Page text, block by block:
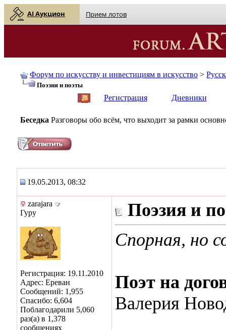
AI Аукцион Прием лотов
Форум по искусству и инвестициям в искусство >
Поэзия и поэты
Регистрация Дневники
Беседка Разговоры обо всём, что выходит за рамки
19.05.2013, 08:32
zarajara
Гуру
Регистрация: 19.11.2010
Адрес: Ереван
Сообщений: 1,955
Спасибо: 6,604
Поблагодарили 5,060
раз(а) в 1,378
сообщениях
Поэзия и
Спорная, но
Поэт на
Валерия